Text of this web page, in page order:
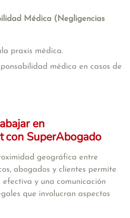
Médica (Negligencias
praxis médica.
médica en casos de
en
con SuperAbogado
geográfica entre
abogados y clientes permite
y una comunicación
que involucran aspectos